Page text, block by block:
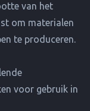
van het
om materialen
te produceren.
voor gebruik in